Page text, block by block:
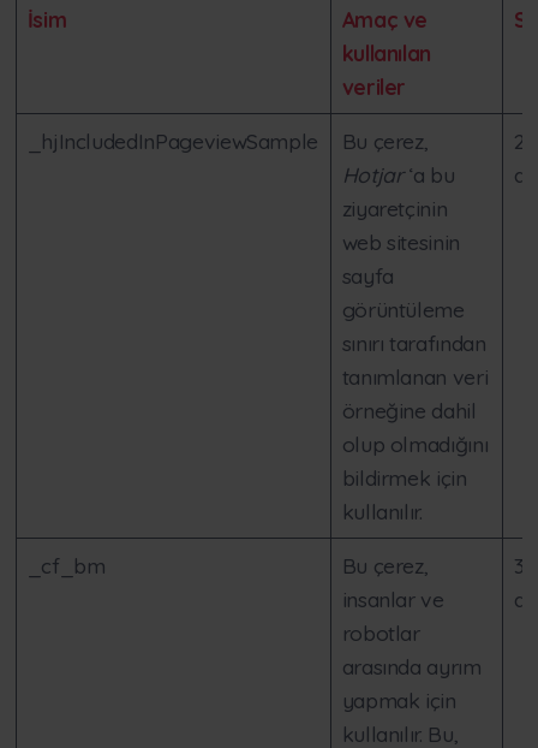
İsim
Amaç ve
kullanılan
veriler
_hjIncludedInPageviewSample
Bu çerez,
Hotjar‘a bu
ziyaretçinin
web sitesinin
sayfa
görüntüleme
sınırı tarafından
tanımlanan veri
örneğine dahil
olup olmadığını
bildirmek için
kullanılır.
2
_cf_bm
Bu çerez,
insanlar ve
robotlar
arasında ayrım
yapmak için
kullanılır. Bu,
30